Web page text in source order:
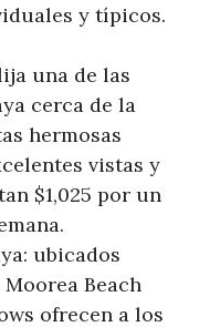
y típicos.
una de las
cerca de la
hermosas
vistas y
$1,025 por un
ubicados
Beach
ofrecen a los